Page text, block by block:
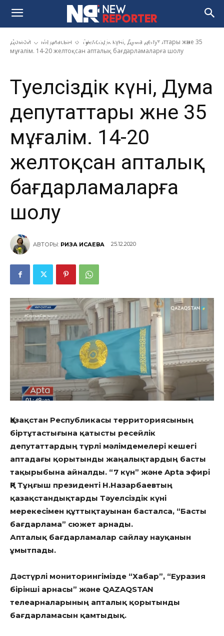
Домой Медиасын
Тәуелсіздік күні, Дума депутаттары және 35
мұғалім. 14-20 желтоқсан апталық бағдарламаларға шолу
депутаттары және 35 мұғалім.
14-20 желтоқсан апталық
бағдарламаларға шолу
Тәуелсіздік күні, Дума
депутаттары және 35
мұғалім. 14-20
желтоқсан апталық
бағдарламаларға
шолу
АВТОРЫ: РИЗА ИСАЕВА 25.12.2020
Қазақстан Республикасы территориясының
біртұтастығына қатысты ресейлік
депутаттардың түрлі мәлімдемелері кешегі
аптадағы қорытынды жаңалықтардың басты
тақырыбына айналды. “7 күн” және Apta эфирі
ҚР Тұңғыш президенті Н.Назарбаевтың
қазақстандықтарды Тәуелсіздік күні
мерекесімен құттықтауынан басталса, “Басты
бағдарлама” сюжет арнады.
Апталық бағдарламалар сайлау науқанын
ұмытпады.
Дәстүрлі мониторингімізде “Хабар”, “Еуразия
бірінші арнасы” және QAZAQSTAN
телеарналарының апталық қорытынды
бағдарламасын қамтыдық.